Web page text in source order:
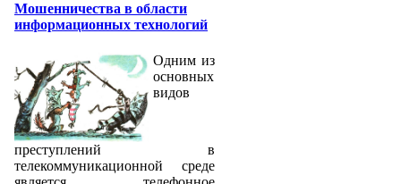
Мошенничества в области
информационных технологий
Одним из
основных
видов
преступлений в
телекоммуникационной среде